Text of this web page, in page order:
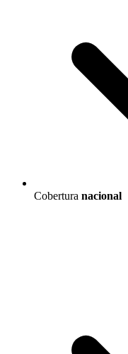
Cobertura nacional